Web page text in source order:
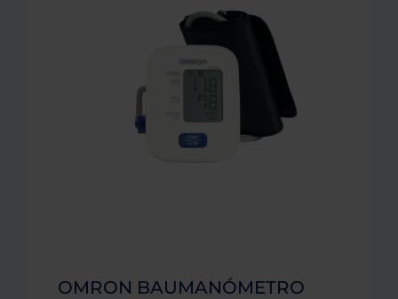
OMRON BAUMANÓMETRO